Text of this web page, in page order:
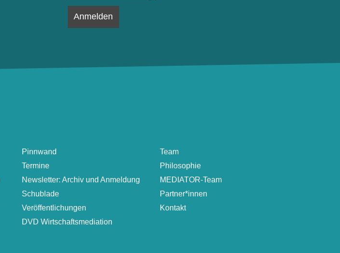
Pinnwand
Termine
Newsletter: Archiv und Anmeldung
Schublade
Veröffentlichungen
DVD Wirtschaftsmediation
Team
Philosophie
MEDIATOR-Team
Partner*innen
Kontakt